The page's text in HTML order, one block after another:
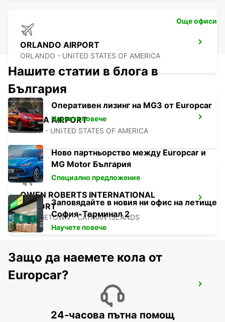
ORLANDO AIRPORT
ORLANDO - UNITED STATES OF AMERICA
TAMPA AIRPORT
TAMPA - UNITED STATES OF AMERICA
OWEN ROBERTS INTERNATIONAL
AIRPORT
GEORGETOWN - CAYMAN ISLANDS
CANCUN C MUJERES GRAND
Още офиси
Нашите статии в блога в
България
Оперативен лизинг на MG3 от Europcar
Научете повече
Ново партньорство между Europcar и
MG Motor България
Специално предложение
Заповядайте в новия ни офис на летище
София-Терминал 2
Научете повече
Защо да наемете кола от
Europcar?
24-часова пътна помощ